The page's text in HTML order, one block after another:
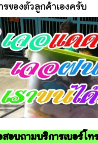
รของตัวลูกค้าเองครับ
อบถามบริการเบอร์โท